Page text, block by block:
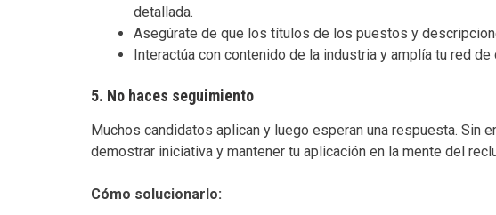
detallada.
Asegúrate de que los títulos de los puestos y
Interactúa con contenido de la industria y amplía tu red de
5. No haces seguimiento
Muchos candidatos aplican y luego esperan una respuesta. Sin
demostrar iniciativa y mantener tu aplicación en la mente del
Cómo solucionarlo: